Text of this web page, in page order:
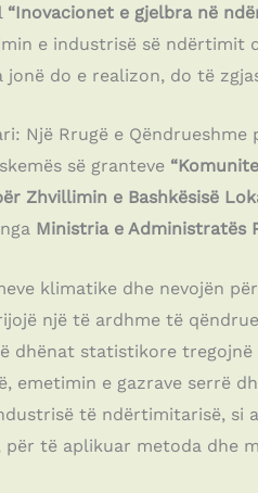
“Inovacionet e gjelbra në
e industrisë së ndërtimit
do e realizon, do të
Një Rrugë e
së granteve
Zhvillimin e Bashkësisë
Ministria e Administratës
klimatike dhe nevojën
një të ardhme të
dhënat statistikore
emetimin e gazrave serrë
të ndërtimitarisë, si
të aplikuar metoda dhe